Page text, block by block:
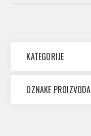
KATEGORIJE
OZNAKE PROIZVODA